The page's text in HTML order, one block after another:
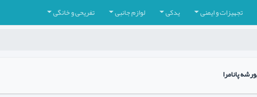
تجهیزات و ایمنی یدکی لوازم جانبی تفریحی و خانگی
پانامرا